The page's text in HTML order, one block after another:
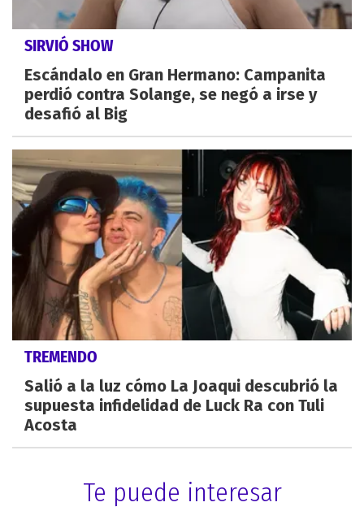
SIRVIÓ SHOW
Escándalo en Gran Hermano: Campanita
perdió contra Solange, se negó a irse y
desafió al Big
TREMENDO
Salió a la luz cómo La Joaqui descubrió la
supuesta infidelidad de Luck Ra con Tuli
Acosta
Te puede interesar